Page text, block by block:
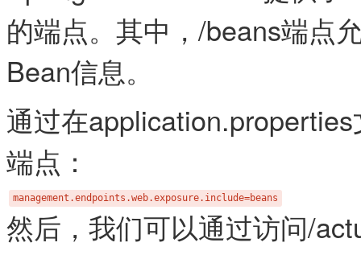
的端点。其中，​/beans​端点
Bean信息。
通过在​
端点：
management.endpoints.web.exposure.include=beans
然后，我们可以通过访问​/